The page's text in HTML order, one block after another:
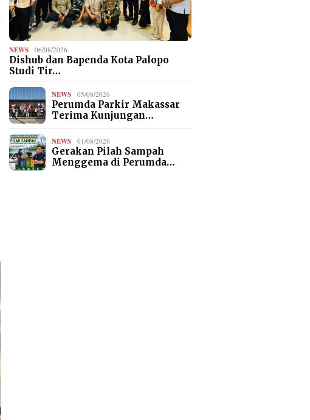
NEWS 06/08/2026
Dishub dan Bapenda Kota Palopo
Studi Tir…
NEWS 05/08/2026
Perumda Parkir Makassar
Terima Kunjungan…
NEWS 01/08/2026
Gerakan Pilah Sampah
Menggema di Perumda…